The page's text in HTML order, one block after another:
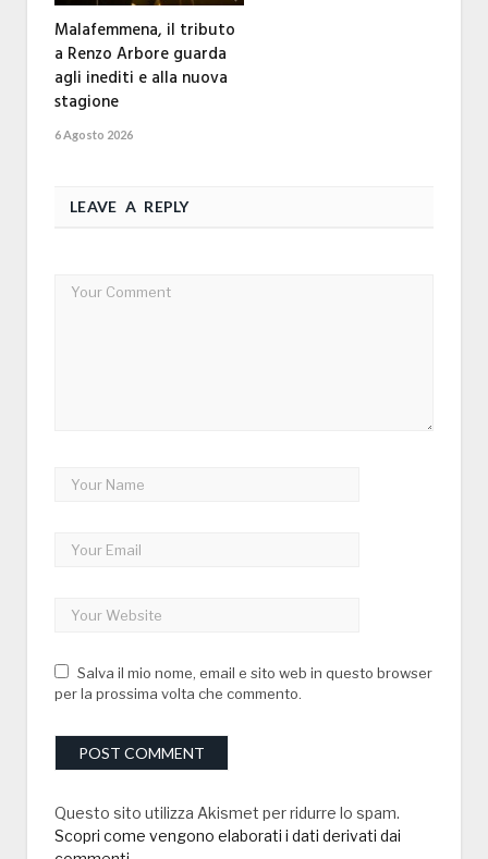
Malafemmena, il tributo
a Renzo Arbore guarda
agli inediti e alla nuova
stagione
6 Agosto 2026
LEAVE A REPLY
Salva il mio nome, email e sito web in questo browser
per la prossima volta che commento.
Questo sito utilizza Akismet per ridurre lo spam.
Scopri come vengono elaborati i dati derivati dai